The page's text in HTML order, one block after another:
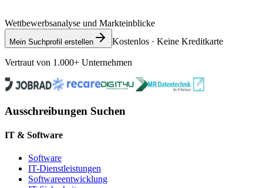
Wettbewerbsanalyse und Markteinblicke
Mein Suchprofil erstellen Kostenlos · Keine Kreditkarte
Vertraut von 1.000+ Unternehmen
Ausschreibungen Suchen
IT & Software
Software
IT-Dienstleistungen
Softwareentwicklung